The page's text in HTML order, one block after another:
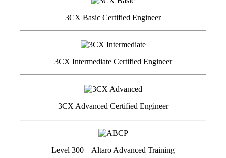
3CX Basic Certified Engineer
3CX Intermediate Certified Engineer
3CX Advanced Certified Engineer
Level 300 – Altaro Advanced Training